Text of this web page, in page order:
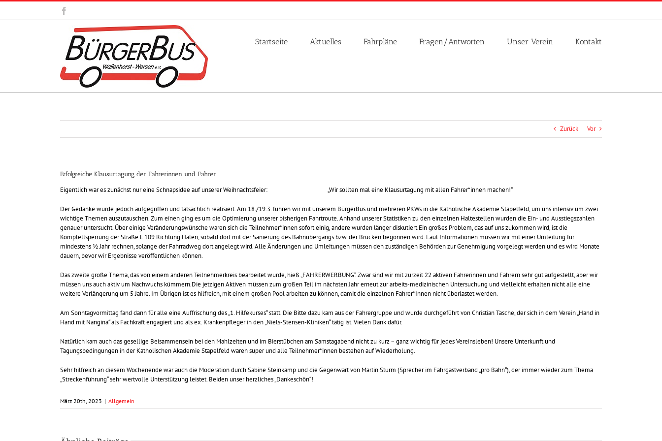
Zum
springen
Startseite Aktuelles Fahrpläne Fragen/Antworten Unser Verein Kontakt
Zurück Vor
Erfolgreiche Klausurtagung der Fahrerinnen und Fahrer
Eigentlich war es zunächst nur eine Schnapsidee auf unserer Weihnachtsfeier: „Wir sollten mal eine Klausurtagung mit allen Fahrer*innen machen!“
Der Gedanke wurde jedoch aufgegriffen und tatsächlich realisiert. Am 18./19.3. fuhren wir mit unserem BürgerBus und mehreren PKWs in die Katholische Akademie Stapelfeld, um uns intensiv um zwei
wichtige Themen auszutauschen. Zum einen ging es um die Optimierung unserer bisherigen Fahrtroute. Anhand unserer Statistiken zu den einzelnen Haltestellen wurden die Ein- und Ausstiegszahlen
genauer untersucht. Über einige Veränderungswünsche waren sich die Teilnehmer*innen sofort einig, andere wurden länger diskutiert.Ein großes Problem, das auf uns zukommen wird, ist die
Komplettsperrung der Straße L 109 Richtung Halen, sobald dort mit der Sanierung des Bahnübergangs bzw. der Brücken begonnen wird. Laut Informationen müssen wir mit einer Umleitung für
mindestens ½ Jahr rechnen, solange der Fahrradweg dort angelegt wird. Alle Änderungen und Umleitungen müssen den zuständigen Behörden zur Genehmigung vorgelegt werden und es wird Monate
dauern, bevor wir Ergebnisse veröffentlichen können.
Das zweite große Thema, das von einem anderen Teilnehmerkreis bearbeitet wurde, hieß „FAHRERWERBUNG“. Zwar sind wir mit zurzeit 22 aktiven Fahrerinnen und Fahrern sehr gut aufgestellt, aber wir
müssen uns auch aktiv um Nachwuchs kümmern.Die jetzigen Aktiven müssen zum großen Teil im nächsten Jahr erneut zur arbeits-medizinischen Untersuchung und vielleicht erhalten nicht alle eine
weitere Verlängerung um 5 Jahre. Im Übrigen ist es hilfreich, mit einem großen Pool arbeiten zu können, damit die einzelnen Fahrer*Innen nicht überlastet werden.
Am Sonntagvormittag fand dann für alle eine Auffrischung des „1. Hilfekurses“ statt. Die Bitte dazu kam aus der Fahrergruppe und wurde durchgeführt von Christian Tasche, der sich in dem Verein „Hand in
Hand mit Nangina“ als Fachkraft engagiert und als ex. Krankenpfleger in den „Niels-Stensen-Kliniken“ tätig ist. Vielen Dank dafür.
Natürlich kam auch das gesellige Beisammensein bei den Mahlzeiten und im Bierstübchen am Samstagabend nicht zu kurz – ganz wichtig für jedes Vereinsleben! Unsere Unterkunft und
Tagungsbedingungen in der Katholischen Akademie Stapelfeld waren super und alle Teilnehmer*innen bestehen auf Wiederholung.
Sehr hilfreich an diesem Wochenende war auch die Moderation durch Sabine Steinkamp und die Gegenwart von Martin Sturm (Sprecher im Fahrgastverband „pro Bahn“), der immer wieder zum Thema
„Streckenführung“ sehr wertvolle Unterstützung leistet. Beiden unser herzliches „Dankeschön“!
März 20th, 2023 | Allgemein